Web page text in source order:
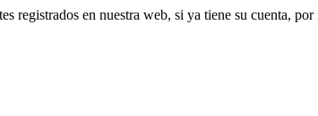
registrados en nuestra web, si ya tiene su cuenta,